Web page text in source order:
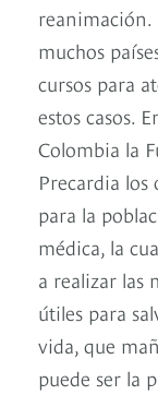
reanimación.
muchos
cursos para
estos casos.
Colombia la
Precardia los
para la
médica, la
a realizar las
útiles para
vida, que
puede ser la